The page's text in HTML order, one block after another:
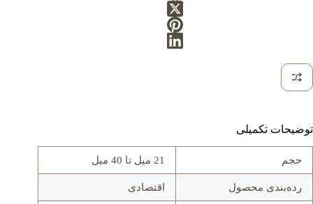
توضیحات تکمیلی
حجم 21 میل تا 40 میل
رده‌بندی محصول اقتصادی